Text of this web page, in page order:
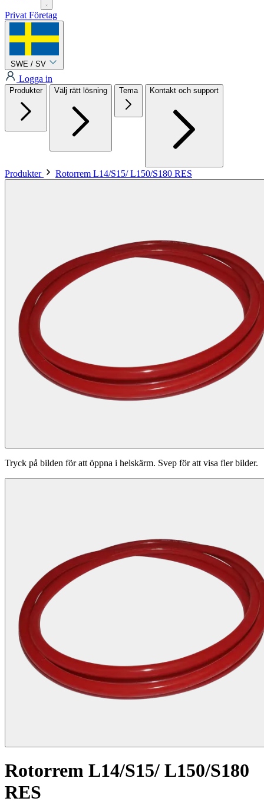
Privat Företag
SWE / SV
Logga in
Produkter Välj rätt lösning Tema Kontakt och support
Produkter Rotorrem L14/S15/ L150/S180 RES
Tryck på bilden för att öppna i helskärm. Svep för att visa fler bilder.
Rotorrem L14/S15/ L150/S180
RES